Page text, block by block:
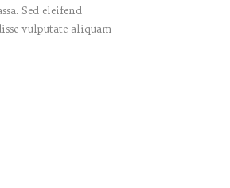
Sed eleifend
vulputate aliquam